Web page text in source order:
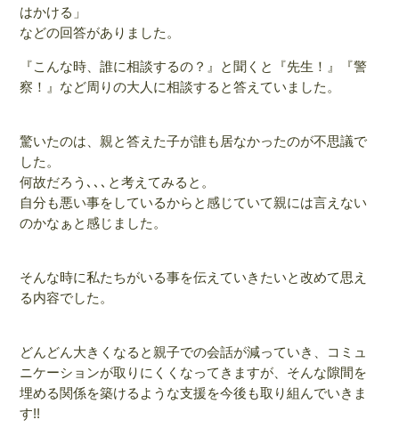
はかける」
などの回答がありました。
『こんな時、誰に相談するの？』と聞くと『先生！』『警
察！』など周りの大人に相談すると答えていました。
驚いたのは、親と答えた子が誰も居なかったのが不思議で
した。
何故だろう､､､と考えてみると。
自分も悪い事をしているからと感じていて親には言えない
のかなぁと感じました。
そんな時に私たちがいる事を伝えていきたいと改めて思え
る内容でした。
どんどん大きくなると親子での会話が減っていき、コミュ
ニケーションが取りにくくなってきますが、そんな隙間を
埋める関係を築けるような支援を今後も取り組んでいきま
す!!